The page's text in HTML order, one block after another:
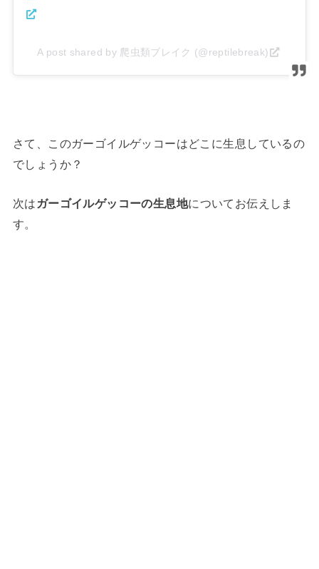
A post shared by 爬虫類ブレイク (@reptilebreak)
さて、このガーゴイルゲッコーはどこに生息しているの
でしょうか？
次は ガーゴイルゲッコーの生息地についてお伝えしま
す。